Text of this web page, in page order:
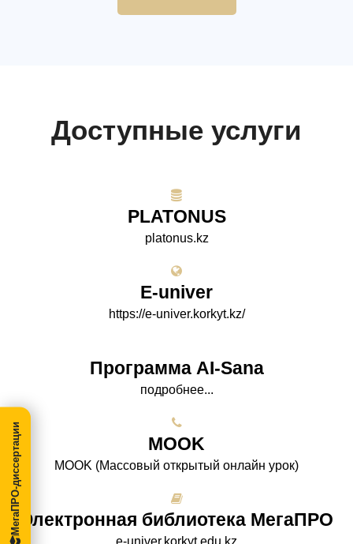
Доступные услуги
PLATONUS
platonus.kz
E-univer
https://e-univer.korkyt.kz/
Программа AI-Sana
подробнее...
МООK
МООK (Массовый открытый онлайн урок)
Электронная библиотека МегаПРО
e-univer.korkyt.edu.kz
МегаПРО-диссертации